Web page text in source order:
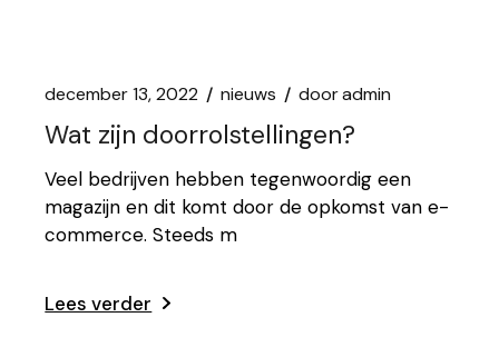
december 13, 2022 nieuws dooradmin
Wat zijn doorrolstellingen?
Veel bedrijven hebben tegenwoordig een
magazijn en dit komt door de opkomst van e-
commerce. Steeds m
Lees verder